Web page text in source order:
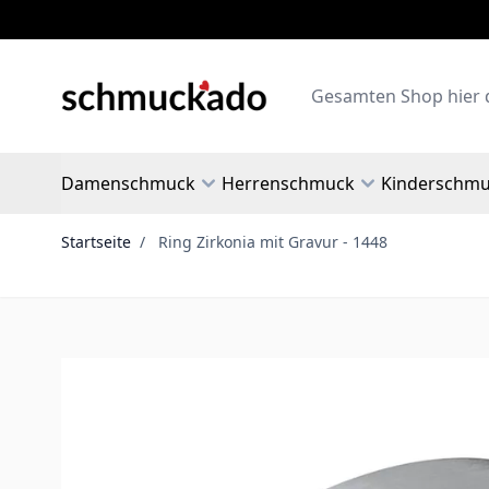
Search
Damenschmuck Herrenschmuck
Startseite / Ring Zirkonia mit Gravur - 1448